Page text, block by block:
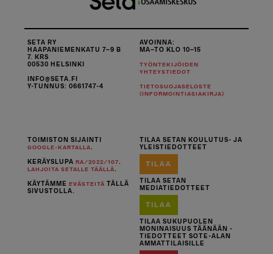
SETA RY
HAAPANIEMENKATU 7–9 B
7. KRS
00530 HELSINKI
INFO@SETA.FI
Y-TUNNUS: 0661747-4
AVOINNA:
MA–TO KLO 10–15
TYÖNTEKIJÖIDEN
YHTEYSTIEDOT
TIETOSUOJASELOSTE
(INFORMOINTIASIAKIRJA)
TOIMISTON SIJAINTI
GOOGLE-KARTALLA.
KERÄYSLUPARA/2022/107.
LAHJOITA SETALLE TÄÄLLÄ.
KÄYTÄMMEEVÄSTEITÄ TÄLLÄ
SIVUSTOLLA.
TILAA SETAN KOULUTUS- JA
YLEISTIEDOTTEET
TILAA
TILAA SETAN
MEDIATIEDOTTEET
TILAA
TILAA SUKUPUOLEN
MONINAISUUS TÄÄNÄÄN -
TIEDOTTEET SOTE-ALAN
AMMATTILAISILLE